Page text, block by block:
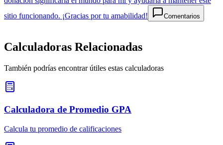
sitio funcionando. ¡Gracias por tu amabilidad!
Comentarios
Calculadoras Relacionadas
También podrías encontrar útiles estas calculadoras
Calculadora de Promedio GPA
Calcula tu promedio de calificaciones